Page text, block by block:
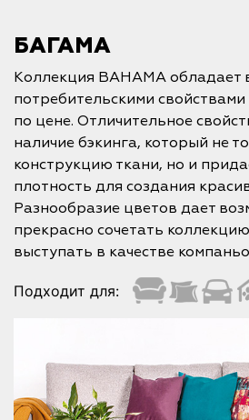
БАГАМА
Коллекция BAHAMA обладает
потребительскими
по цене. Отличительное
наличие бэкинга, который не
конструкцию ткани, но и
плотность для создания
Разнообразие цветов дает
прекрасно сочетать
выступать в качестве
Подходит для: